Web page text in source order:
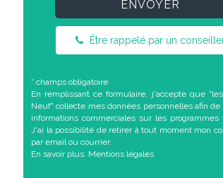
ENVOYER
Être rappelé par un
* champs obligatoire
En remplissant ce formulaire, j'accepte que
Neuf" collecte mes données personnelles afin de
informations commerciales sur les programmes
J'ai la possibilité de retirer à tout moment mon
par email ou courrier.
En savoir plus: Mentions légales